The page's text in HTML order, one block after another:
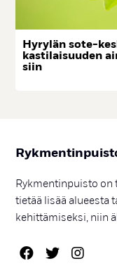
Hy­ry­län so­te-
kas­ti­lai­suu­den
siin
Rykmentinpuisto on
tietää lisää alueesta
kehittämiseksi, niin